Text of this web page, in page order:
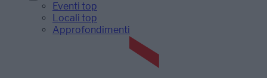
Eventi top
Locali top
Approfondimenti